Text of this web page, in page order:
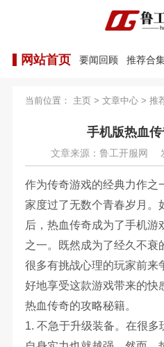
网站首页 要闻回顾 推荐合
当前位置： 主页> 文章中心> 推
手机版热血
文章来源：鲁工开服网
作为传奇游戏的经典力作之
家度过了无数个青春岁月。
后，热血传奇成为了手机游
之一。既然成为了经久不衰
很多有挑战心理的玩家前来
好地享受这款游戏带来的快
热血传奇的攻略秘籍。
1. 不急于升级装备。在很